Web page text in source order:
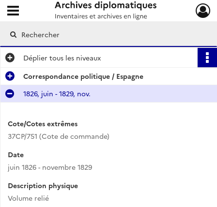
Archives diplomatiques
Ouvrir le menu déroulant
Déplier tous les niveaux
Correspondance politique / Espagne
1826, juin - 1829, nov.
Cote/Cotes extrêmes
37CP/751 (Cote de commande)
Date
juin 1826 - novembre 1829
Description physique
Volume relié